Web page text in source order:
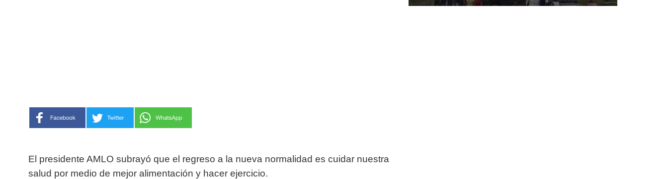
El presidente AMLO subrayó que el regreso a la nueva normalidad es cuidar nuestra
salud por medio de mejor alimentación y hacer ejercicio.